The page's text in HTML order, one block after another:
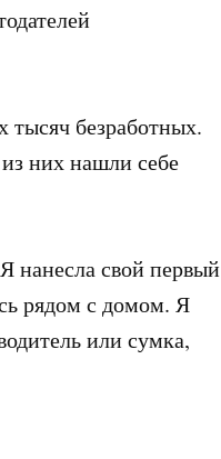
тысяч безработных.
них нашли себе
нанесла свой первый
рядом с домом. Я
или сумка,